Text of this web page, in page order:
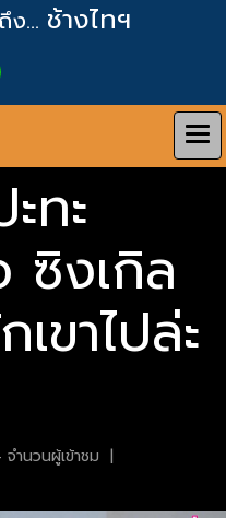
ง... ช้างไทฯ
ทะ
ซิงเกิล
ขาไปล่ะ
ำนวนผู้เข้าชม |